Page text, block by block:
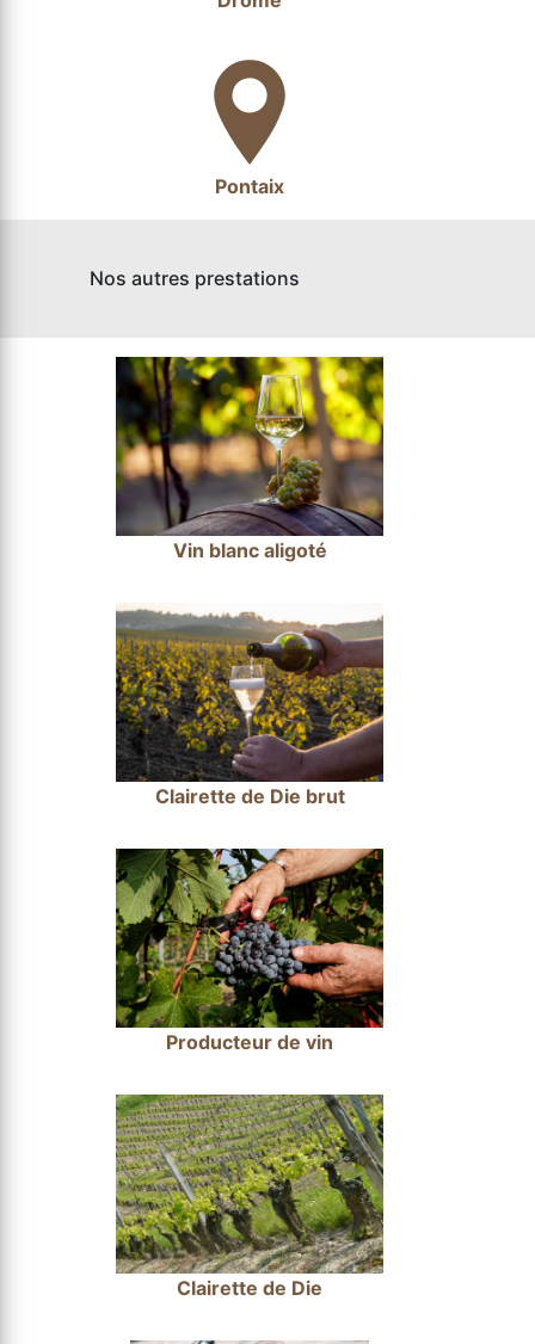
Pontaix
Nos autres prestations
Vin blanc aligoté
Clairette de Die brut
Producteur de vin
Clairette de Die